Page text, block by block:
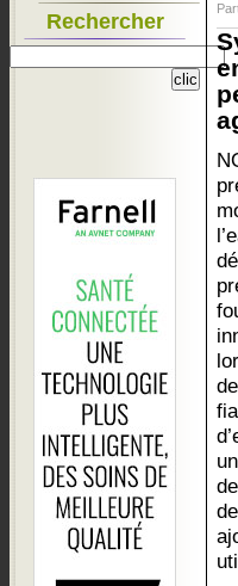
Rechercher